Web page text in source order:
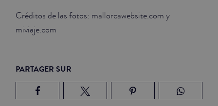
Créditos de las fotos: mallorcawebsite.com y
miviaje.com
PARTAGER SUR